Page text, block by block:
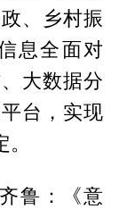
、乡村振
息全面对
大数据分
台，实现
鲁：《意